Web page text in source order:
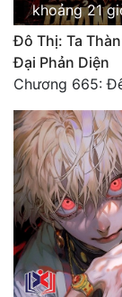
khoảng 21
Đô Thị: Ta
Đại Phản Diện